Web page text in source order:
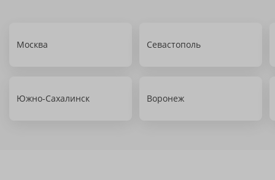
Москва Севастополь
Южно-Сахалинск Воронеж